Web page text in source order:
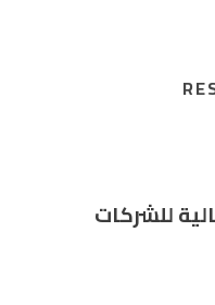
للشركات